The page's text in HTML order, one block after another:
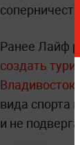
Ранее Лайф
создать
Владивостока
вида спорта
и не